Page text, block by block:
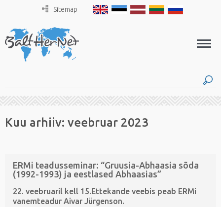
Sitemap
Kuu arhiiv: veebruar 2023
ERMi teadusseminar: “Gruusia-Abhaasia sõda
(1992-1993) ja eestlased Abhaasias”
22. veebruaril kell 15.Ettekande veebis peab ERMi
vanemteadur Aivar Jürgenson.